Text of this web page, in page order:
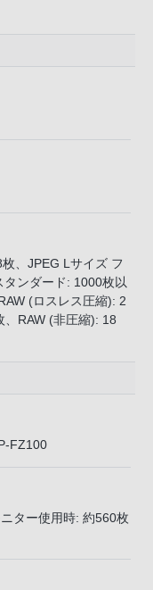
、JPEG Lサイズ フ
ンダード: 1000枚以
(ロスレス圧縮): 2
、RAW (非圧縮): 18
FZ100
ター使用時: 約560枚